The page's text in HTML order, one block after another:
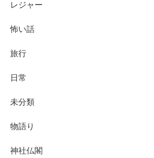
レジャー
怖い話
旅行
日常
未分類
物語り
神社仏閣